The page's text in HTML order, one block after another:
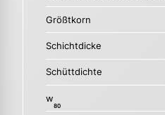
Größtkorn
Schichtdicke
Schüttdichte
w
80